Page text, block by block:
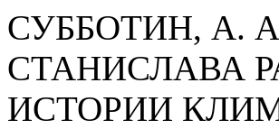
СУББОТИН, А.
СТАНИСЛАВА
ИСТОРИИ